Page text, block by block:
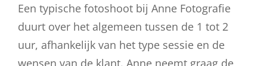
Een typische fotoshoot bij Anne Fotografie
duurt over het algemeen tussen de 1 tot 2
uur, afhankelijk van het type sessie en de
wensen van de klant. Anne neemt graag de